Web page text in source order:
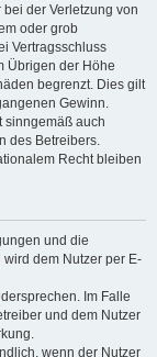
der Verletzung von
oder grob
Vertragsschluss
Übrigen der Höhe
begrenzt. Dies gilt
Gewinn.
sinngemäß auch
des Betreibers.
Recht bleiben
und die
dem Nutzer per E-
Im Falle
und dem Nutzer
wenn der Nutzer